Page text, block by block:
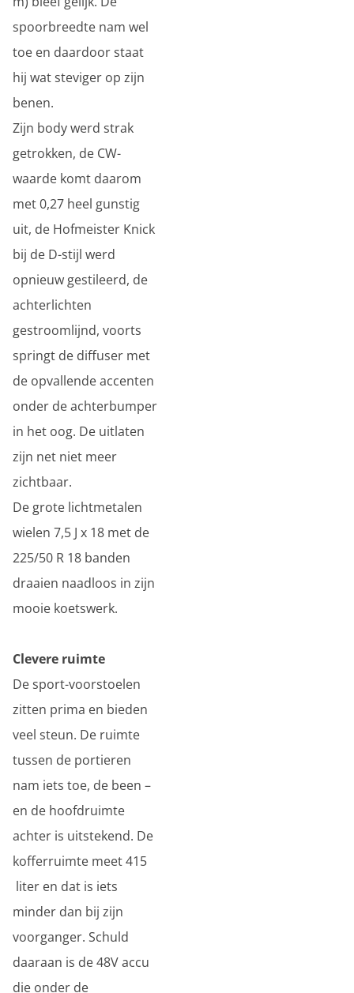
spoorbreedte nam wel
toe en daardoor staat
hij wat steviger op zijn
benen.
Zijn body werd strak
getrokken, de CW-
waarde komt daarom
met 0,27 heel gunstig
uit, de Hofmeister Knick
bij de D-stijl werd
opnieuw gestileerd, de
achterlichten
gestroomlijnd, voorts
springt de diffuser met
de opvallende accenten
onder de achterbumper
in het oog. De uitlaten
zijn net niet meer
zichtbaar.
De grote lichtmetalen
wielen 7,5 J x 18 met de
225/50 R 18 banden
draaien naadloos in zijn
mooie koetswerk.
Clevere ruimte
De sport-voorstoelen
zitten prima en bieden
veel steun. De ruimte
tussen de portieren
nam iets toe, de been –
en de hoofdruimte
achter is uitstekend. De
kofferruimte meet 415
liter en dat is iets
minder dan bij zijn
voorganger. Schuld
daaraan is de 48V accu
die onder de